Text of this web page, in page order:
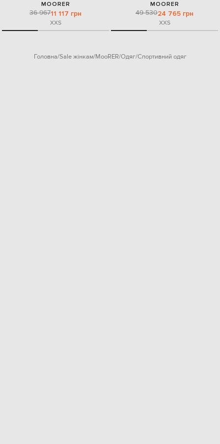
MOORER
36 96711 117 грн
XXS
MOORER
49 53024 765 грн
XXS
Головна Sale жінкам MooRER Одяг Спортивний одяг